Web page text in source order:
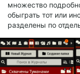
множество
обыграть тот или
разделены по